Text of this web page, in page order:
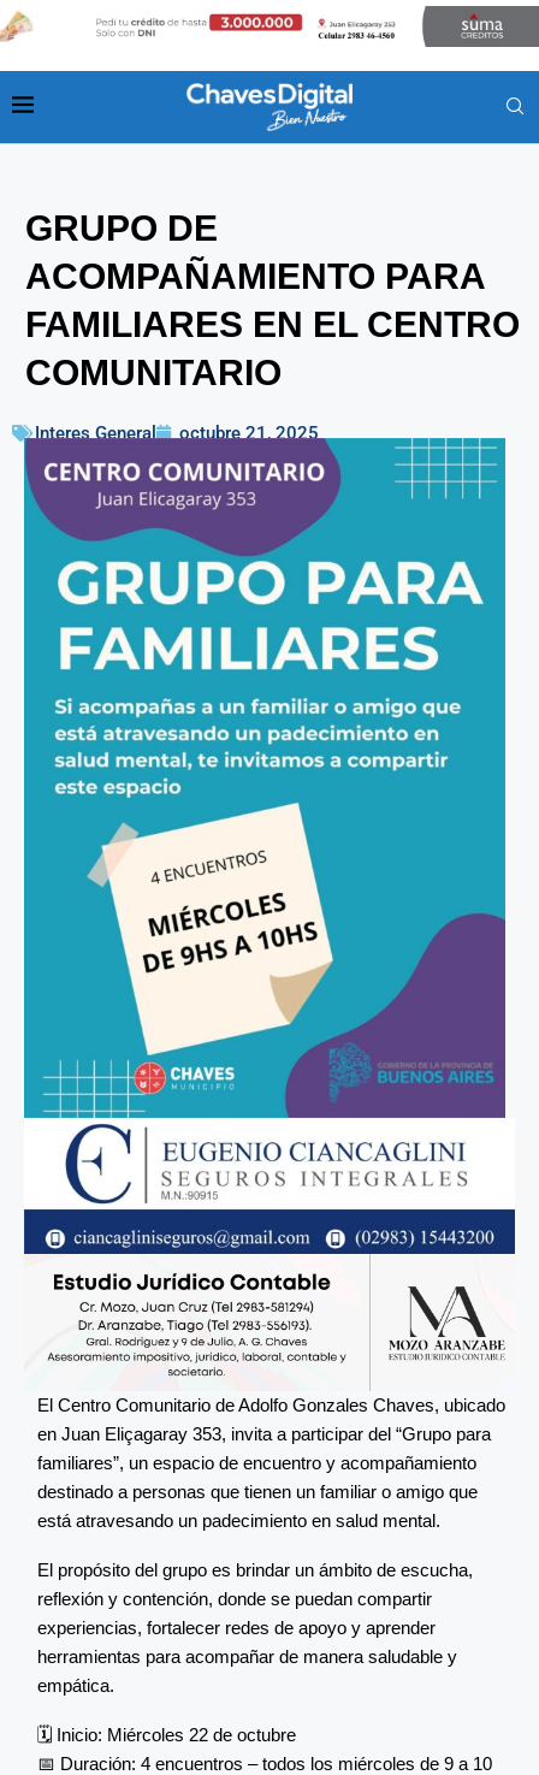
GRUPO DE
ACOMPAÑAMIENTO PARA
FAMILIARES EN EL CENTRO
COMUNITARIO
Interes General octubre 21, 2025
El Centro Comunitario de Adolfo Gonzales Chaves, ubicado
en Juan Eliçagaray 353, invita a participar del “Grupo para
familiares”, un espacio de encuentro y acompañamiento
destinado a personas que tienen un familiar o amigo que
está atravesando un padecimiento en salud mental.
El propósito del grupo es brindar un ámbito de escucha,
reflexión y contención, donde se puedan compartir
experiencias, fortalecer redes de apoyo y aprender
herramientas para acompañar de manera saludable y
empática.
🗓 Inicio: Miércoles 22 de octubre
📅 Duración: 4 encuentros – todos los miércoles de 9 a 10